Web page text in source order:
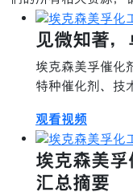
见微知著
埃克森美孚催化
特种催化剂、技
观看视频
埃克森美
汇总摘要